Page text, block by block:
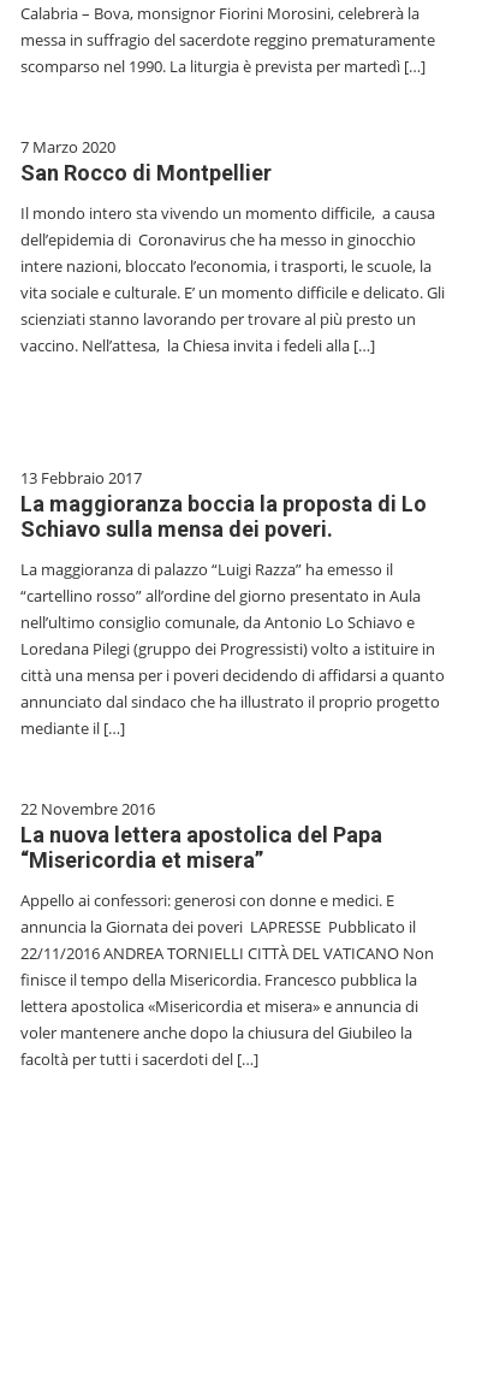
Calabria – Bova, monsignor Fiorini Morosini, celebrerà la
messa in suffragio del sacerdote reggino prematuramente
scomparso nel 1990. La liturgia è prevista per martedì […]
7 Marzo 2020
San Rocco di Montpellier
Il mondo intero sta vivendo un momento difficile, a causa
dell’epidemia di Coronavirus che ha messo in ginocchio
intere nazioni, bloccato l’economia, i trasporti, le scuole, la
vita sociale e culturale. E’ un momento difficile e delicato. Gli
scienziati stanno lavorando per trovare al più presto un
vaccino. Nell’attesa, la Chiesa invita i fedeli alla […]
13 Febbraio 2017
La maggioranza boccia la proposta di Lo
Schiavo sulla mensa dei poveri.
La maggioranza di palazzo “Luigi Razza” ha emesso il
“cartellino rosso” all’ordine del giorno presentato in Aula
nell’ultimo consiglio comunale, da Antonio Lo Schiavo e
Loredana Pilegi (gruppo dei Progressisti) volto a istituire in
città una mensa per i poveri decidendo di affidarsi a quanto
annunciato dal sindaco che ha illustrato il proprio progetto
mediante il […]
22 Novembre 2016
La nuova lettera apostolica del Papa
“Misericordia et misera”
Appello ai confessori: generosi con donne e medici. E
annuncia la Giornata dei poveri LAPRESSE Pubblicato il
22/11/2016 ANDREA TORNIELLI CITTÀ DEL VATICANO Non
finisce il tempo della Misericordia. Francesco pubblica la
lettera apostolica «Misericordia et misera» e annuncia di
voler mantenere anche dopo la chiusura del Giubileo la
facoltà per tutti i sacerdoti del […]